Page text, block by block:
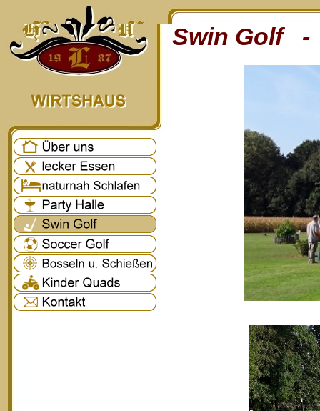
Swin Golf -